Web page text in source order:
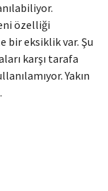
özelliği
bir eksiklik var. Şu
karşı tarafa
Yakın